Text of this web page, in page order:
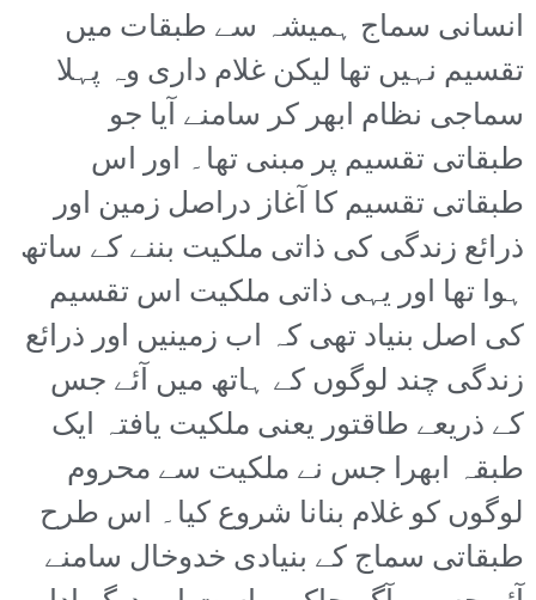
انسانی سماج ہمیشہ سے طبقات میں
تقسیم نہیں تھا لیکن غلام داری وہ پہلا
سماجی نظام ابھر کر سامنے آیا جو
طبقاتی تقسیم پر مبنی تھا۔ اور اس
طبقاتی تقسیم کا آغاز دراصل زمین اور
ذرائع زندگی کی ذاتی ملکیت بننے کے ساتھ
ہوا تھا اور یہی ذاتی ملکیت اس تقسیم
کی اصل بنیاد تھی کہ اب زمینیں اور ذرائع
زندگی چند لوگوں کے ہاتھ میں آئے جس
کے ذریعے طاقتور یعنی ملکیت یافتہ ایک
طبقہ ابھرا جس نے ملکیت سے محروم
لوگوں کو غلام بنانا شروع کیا۔ اس طرح
طبقاتی سماج کے بنیادی خدوخال سامنے